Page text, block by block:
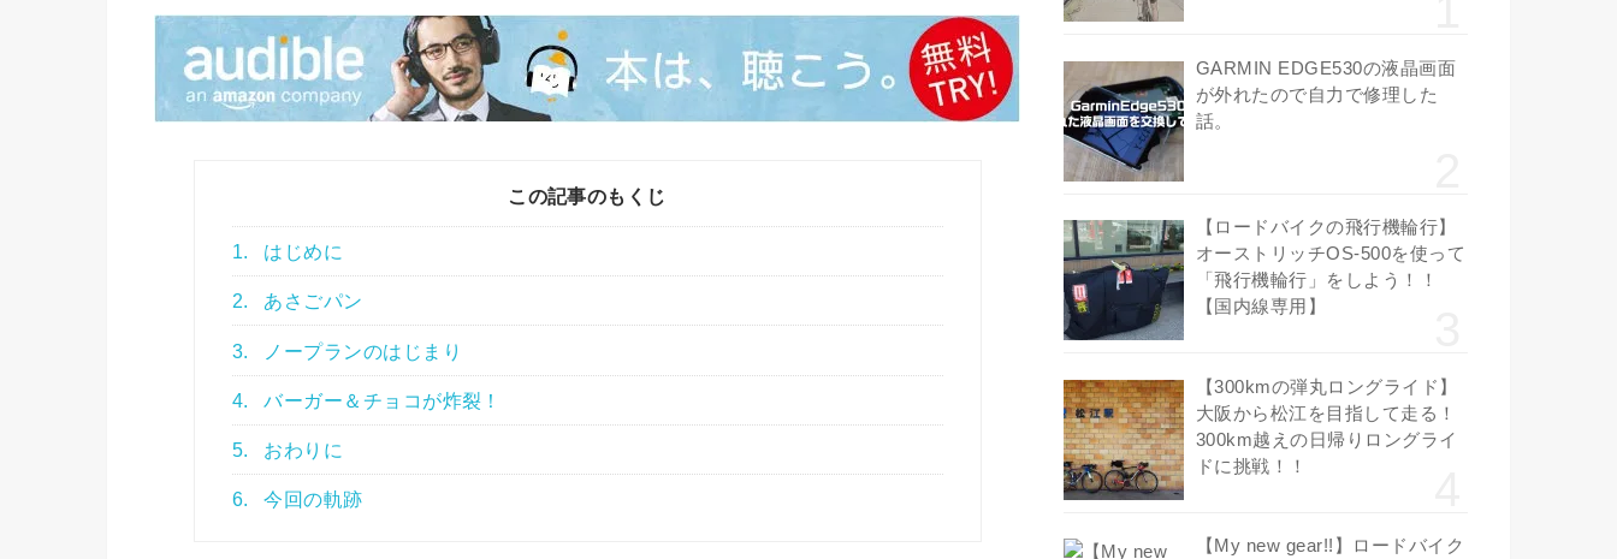
この記事のもくじ
1. はじめに
2. あさごパン
3. ノープランのはじまり
4. バーガー＆チョコが炸裂！
5. おわりに
6. 今回の軌跡
GARMIN EDGE530の液晶画面
が外れたので自力で修理した
話。
【ロードバイクの飛行機輪行】
オーストリッチOS-500を使って
「飛行機輪行」をしよう！！
【国内線専用】
【300kmの弾丸ロングライド】
大阪から松江を目指して走る！
300km越えの日帰りロングライ
ドに挑戦！！
【My new gear!!】ロードバイク